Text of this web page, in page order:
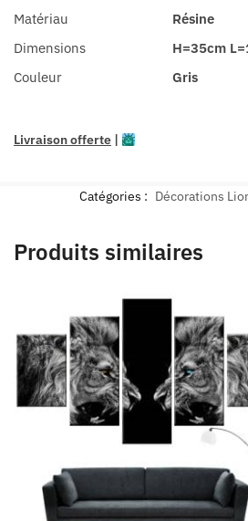
Matériau
Résine
Dimensions
H=35cm
Couleur
Gris
Livraison offerte |
Catégories : Décorations
Produits similaires